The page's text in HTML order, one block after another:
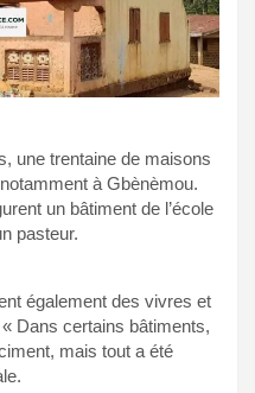
une trentaine de maisons
à Gbènèmou.
un bâtiment de l’école
pasteur.
également des vivres et
Dans certains bâtiments,
mais tout a été